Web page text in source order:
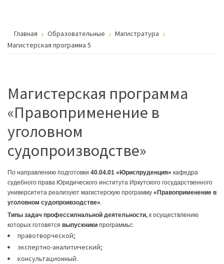
Главная Образовательные
Магистратура
Магистерская программа 5
Магистерская программа
«Правоприменение в
уголовном
судопроизводстве»
По направлению подготовки 40.04.01 «Юриспруденция» кафедра
судебного права Юридического института Иркутского государственного
университета реализуют магистерскую программу « Правоприменение в
уголовном судопроивзодстве».
Типы задач профессилнальной деятельности, к осуществлению
которых готовятся выпускники программы:
правотворческой;
экспертно-аналитический;
консультационный.